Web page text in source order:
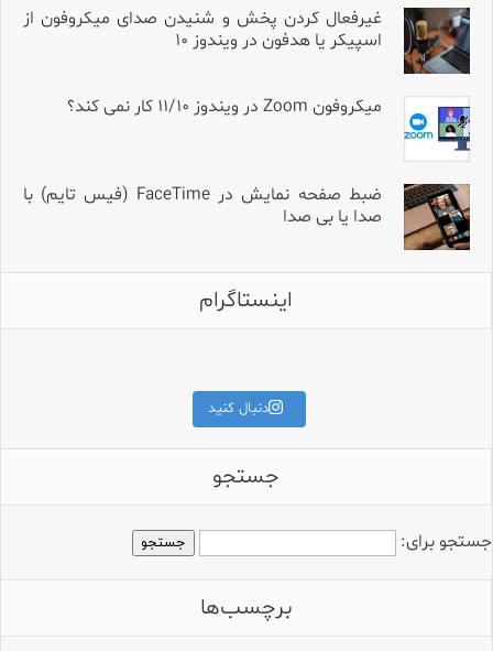
غیرفعال کردن پخش و شنیدن صدای میکروفون از
اسپیکر یا هدفون در ویندوز ۱۰
میکروفون Zoom در ویندوز ۱۱/۱۰ کار نمی کند؟
ضبط صفحه نمایش در FaceTime (فیس تایم) با
صدا یا بی صدا
اینستاگرام
دنبال کنید
جستجو
جستجو برای:
برچسب‌ها